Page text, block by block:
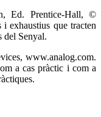
Ed. Prentice-Hall, ©
exhaustius que tracten
del Senyal.
www.analog.com.
a cas pràctic i com a